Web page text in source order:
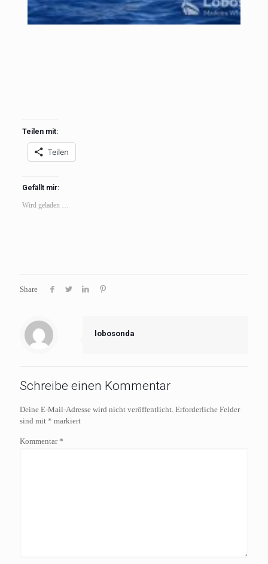
Teilen mit:
Teilen
Gefällt mir:
Wird geladen …
Share
lobosonda
Schreibe einen Kommentar
Deine E-Mail-Adresse wird nicht veröffentlicht. Erforderliche Felder
sind mit * markiert
Kommentar*